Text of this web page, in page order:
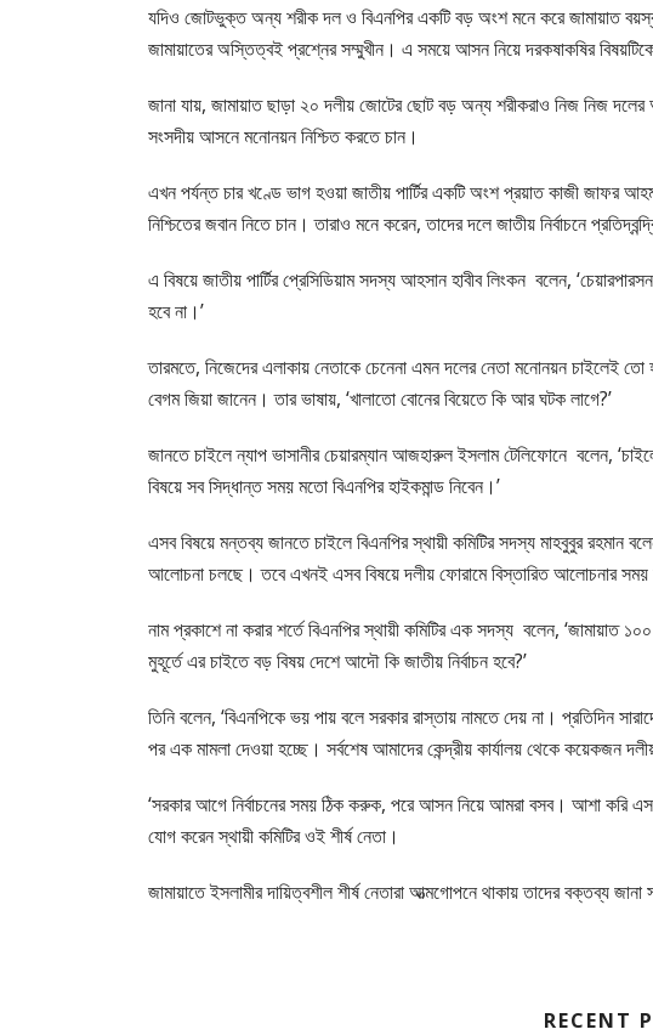
যদিও জোটভুক্ত অন্য শরীক দল ও বিএনপির একটি বড় অংশ মনে করে জামায়াত
জামায়াতের অস্তিত্বই প্রশ্নের সম্মুখীন। এ সময়ে আসন নিয়ে দরকষাকষির বিষয়টিকে
জানা যায়, জামায়াত ছাড়া ২০ দলীয় জোটের ছোট বড় অন্য শরীকরাও নিজ নিজ দলের
সংসদীয় আসনে মনোনয়ন নিশ্চিত করতে চান।
এখন পর্যন্ত চার খণ্ডে ভাগ হওয়া জাতীয় পার্টির একটি অংশ প্রয়াত কাজী জাফর
নিশ্চিতের জবান নিতে চান। তারাও মনে করেন, তাদের দলে জাতীয় নির্বাচনে
এ বিষয়ে জাতীয় পার্টির প্রেসিডিয়াম সদস্য আহসান হাবীব লিংকন বলেন,
হবে না।’
তারমতে, নিজেদের এলাকায় নেতাকে চেনেনা এমন দলের নেতা মনোনয়ন চাইলেই
বেগম জিয়া জানেন। তার ভাষায়, ‘খালাতো বোনের বিয়েতে কি আর ঘটক লাগে?’
জানতে চাইলে ন্যাপ ভাসানীর চেয়ারম্যান আজহারুল ইসলাম টেলিফোনে বলেন,
বিষয়ে সব সিদ্ধান্ত সময় মতো বিএনপির হাইকমান্ড নিবেন।’
এসব বিষয়ে মন্তব্য জানতে চাইলে বিএনপির স্থায়ী কমিটির সদস্য মাহবুবুর রহমান
আলোচনা চলছে। তবে এখনই এসব বিষয়ে দলীয় ফোরামে বিস্তারিত আলোচনার
নাম প্রকাশে না করার শর্তে বিএনপির স্থায়ী কমিটির এক সদস্য বলেন,
মুহূর্তে এর চাইতে বড় বিষয় দেশে আদৌ কি জাতীয় নির্বাচন হবে?’
তিনি বলেন, ‘বিএনপিকে ভয় পায় বলে সরকার রাস্তায় নামতে দেয় না। প্রতিদিন
পর এক মামলা দেওয়া হচ্ছে। সর্বশেষ আমাদের কেন্দ্রীয় কার্যালয় থেকে কয়েকজন
‘সরকার আগে নির্বাচনের সময় ঠিক করুক, পরে আসন নিয়ে আমরা বসব। আশা করি
যোগ করেন স্থায়ী কমিটির ওই শীর্ষ নেতা।
জামায়াতে ইসলামীর দায়িত্বশীল শীর্ষ নেতারা আত্মগোপনে থাকায় তাদের বক্তব্য
RECENT